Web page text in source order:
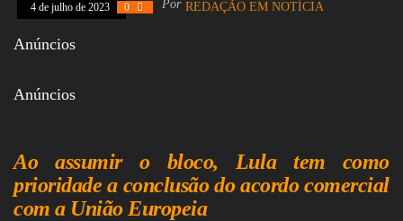
Assembleia
Cervejas, Comida,
Receitas, Chef, RH,
Emprego,
Empreendedorismo,
4 de julho de 2023 0 Por REDAÇÃO EM NOTÍCIA
Anúncios
Anúncios
Ao assumir o bloco, Lula tem como
prioridade a conclusão do acordo comercial
com a União Europeia